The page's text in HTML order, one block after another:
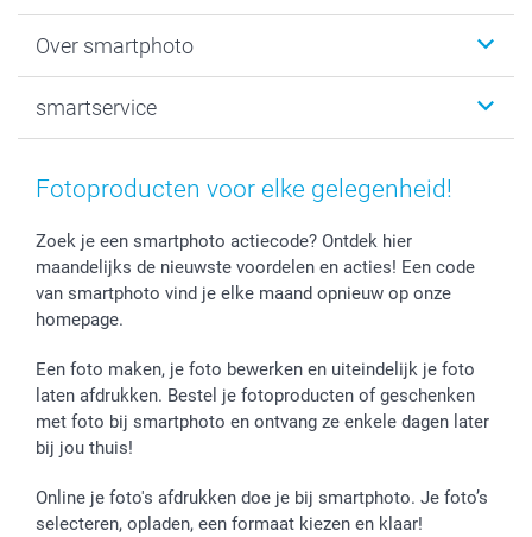
Fotoprints, Fotoposter & Fotoalbum met fotoprints
MyNameBook
Stickers en Etiketten
Fotokalenders & Fotoagenda's
Baby
Communie- en Lentefeest
Geschenken voor hem
Moederdag
Vaderdag
Verjaardag
Geboorte
Over smartphoto
Duurzaamheid
Voorwaarden
Klachtenregeling
Wettelijke garantie
Privacybeleid
Cookiebeleid
Prijslijst
Jobs & Stages
Investor Relations
smartservice
smartgarantie
Betalingsmogelijkheden
Grote bestellingen
Levering
Mijn orderstatus
smartfriends
Fotoproducten voor elke gelegenheid!
Zoek je een smartphoto actiecode? Ontdek hier
maandelijks de nieuwste voordelen en acties! Een code
van smartphoto vind je elke maand opnieuw op onze
homepage.
Een foto maken, je foto bewerken en uiteindelijk je foto
laten afdrukken. Bestel je fotoproducten of geschenken
met foto bij smartphoto en ontvang ze enkele dagen later
bij jou thuis!
Online je foto's afdrukken doe je bij smartphoto. Je foto’s
selecteren, opladen, een formaat kiezen en klaar!